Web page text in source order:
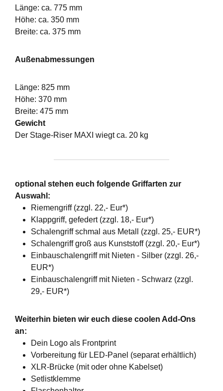
Länge: ca. 775 mm
Höhe: ca. 350 mm
Breite: ca. 375 mm
Außenabmessungen
Länge: 825 mm
Höhe: 370 mm
Breite: 475 mm
Gewicht
Der Stage-Riser MAXI wiegt ca. 20 kg
optional stehen euch folgende Griffarten zur
Auswahl:
Riemengriff (zzgl. 22,- Eur*)
Klappgriff, gefedert (zzgl. 18,- Eur*)
Schalengriff schmal aus Metall (zzgl. 25,- EUR*)
Schalengriff groß aus Kunststoff (zzgl. 20,- Eur*)
Einbauschalengriff mit Nieten - Silber (zzgl. 26,-
EUR*)
Einbauschalengriff mit Nieten - Schwarz (zzgl.
29,- EUR*)
Weiterhin bieten wir euch diese coolen Add-Ons
an:
Dein Logo als Frontprint
Vorbereitung für LED-Panel (separat erhältlich)
XLR-Brücke (mit oder ohne Kabelset)
Setlistklemme